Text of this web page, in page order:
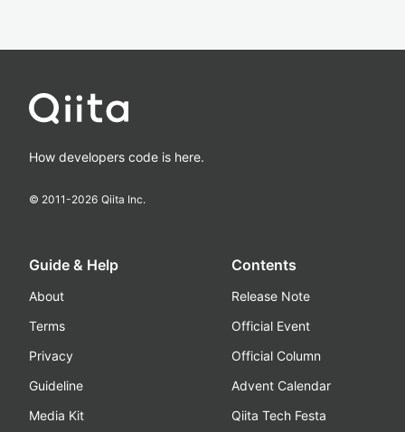
How developers code is here.
© 2011-2026 Qiita Inc.
Guide & Help
About
Terms
Privacy
Guideline
Media Kit
Contents
Release Note
Official Event
Official Column
Advent Calendar
Qiita Tech Festa